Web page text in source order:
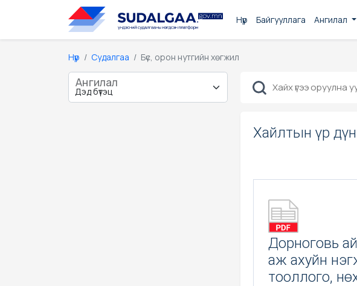
Нүүр Байгууллага Ангилал
Нүүр Судалгаа Бүс, орон нутгийн хөгжил
Ангилал
Хайлтын үр дүн
Дорноговь
аж ахуйн
тооллого,